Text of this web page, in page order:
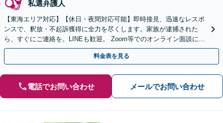
私選弁護人
【東海エリア対応】【休日・夜間対応可能】即時接見、迅速なレスポ
ンスで、釈放・不起訴獲得に全力を尽くします。家族が逮捕された
ら、すぐにご連絡を。LINEも歓迎。 Zoom等でのオンライン面談にも
対応します【メールでの予約、問い合わせ可能】
料金表を見る
電話でお問い合わせ メールでお問い合わせ